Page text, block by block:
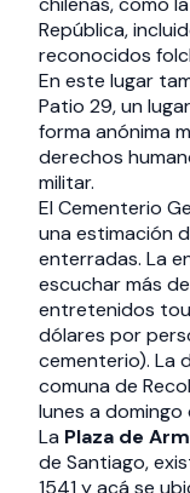
República,
reconocidos
En este lugar
Patio 29, un
forma anónima
derechos
militar.
El Cementerio
una estimación
enterradas. La
escuchar más
entretenidos
dólares por
cementerio). La
comuna de
lunes a domingo
La Plaza de
de Santiago,
1541 y acá se